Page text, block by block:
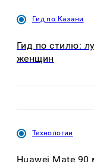
Гид по Казани
Гид по стилю:
женщин
Технологии
Huawei Mate 90